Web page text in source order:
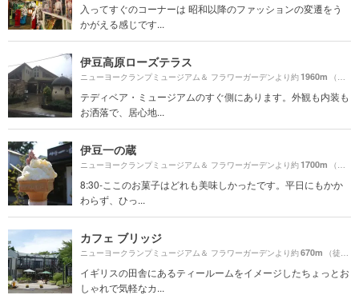
入ってすぐのコーナーは 昭和以降のファッションの変遷をう
かがえる感じです...
伊豆高原ローズテラス
ニューヨークランプミュージアム＆ フラワーガーデンより約1960m （徒歩33分）
テディベア・ミュージアムのすぐ側にあります。外観も内装も
お洒落で、居心地...
伊豆一の蔵
ニューヨークランプミュージアム＆ フラワーガーデンより約1700m （徒歩29分）
8:30-ここのお菓子はどれも美味しかったです。平日にもかか
わらず、ひっ...
カフェ ブリッジ
ニューヨークランプミュージアム＆ フラワーガーデンより約670m （徒歩12分）
イギリスの田舎にあるティールームをイメージしたちょっとお
しゃれで気軽なカ...